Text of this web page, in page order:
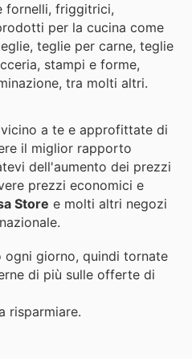
fornelli, friggitrici,
per la cucina come
teglie per carne, teglie
stampi e forme,
tra molti altri.
vicino a te e approfittate di
il miglior rapporto
dell'aumento dei prezzi
prezzi economici e
Store e molti altri negozi
ogni giorno, quindi tornate
di più sulle offerte di
risparmiare.